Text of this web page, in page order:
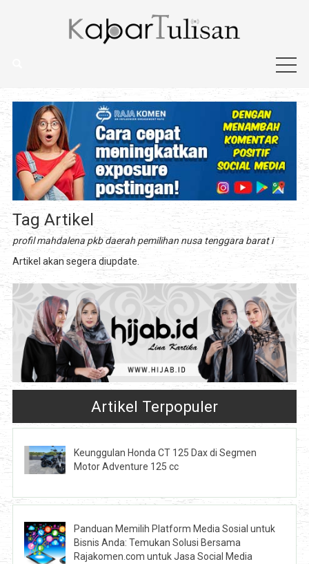
Tag Artikel
profil mahdalena pkb daerah pemilihan nusa tenggara barat i
Artikel akan segera diupdate.
Artikel Terpopuler
Keunggulan Honda CT 125 Dax di Segmen
Motor Adventure 125 cc
Panduan Memilih Platform Media Sosial untuk
Bisnis Anda: Temukan Solusi Bersama
Rajakomen.com untuk Jasa Social Media